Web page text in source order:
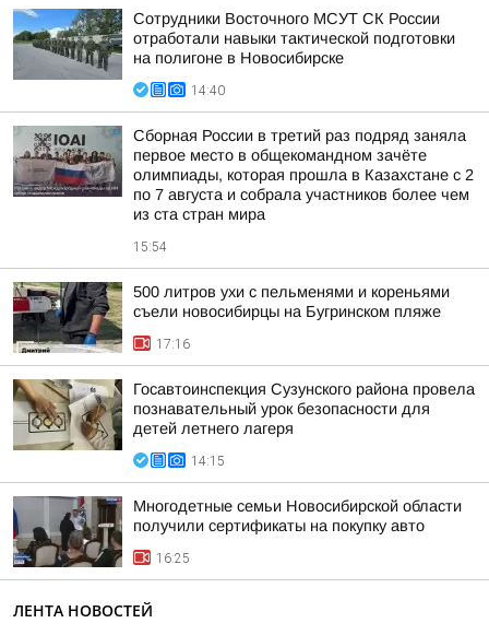
Сотрудники Восточного МСУТ СК России
отработали навыки тактической подготовки
на полигоне в Новосибирске
14:40
Сборная России в третий раз подряд заняла
первое место в общекомандном зачёте
олимпиады, которая прошла в Казахстане с 2
по 7 августа и собрала участников более чем
из ста стран мира
15:54
500 литров ухи с пельменями и кореньями
съели новосибирцы на Бугринском пляже
17:16
Госавтоинспекция Сузунского района провела
познавательный урок безопасности для
детей летнего лагеря
14:15
Многодетные семьи Новосибирской области
получили сертификаты на покупку авто
16:25
ЛЕНТА НОВОСТЕЙ